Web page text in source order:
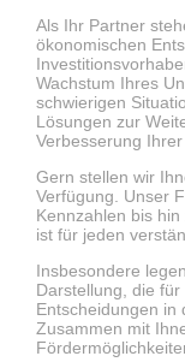
Als Ihr Partner
ökonomischen
Wachstum Ihres
schwierigen
Lösungen zur
Verbesserung
Gern stellen wir
Verfügung. Unser
Kennzahlen bis
ist für jeden
Insbesondere
Darstellung, die
Entscheidungen in
Zusammen mit